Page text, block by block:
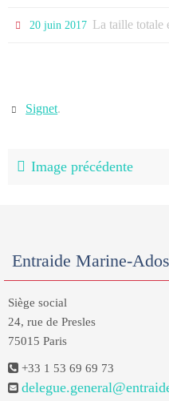
20 juin 2017 La taille totale
Signet.
Image précédente
Entraide Marine-
Siège social
24, rue de Presles
75015 Paris
+33 1 53 69 69 73